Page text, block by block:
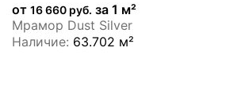
от 16 660 руб. за 1 м²
Мрамор Dust Silver
Наличие: 63.702 м²